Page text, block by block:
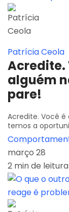
Patrícia Ceola
Acredite.
alguém
pare!
Acredite. Você é
temos a
março 28
2 min de leitura